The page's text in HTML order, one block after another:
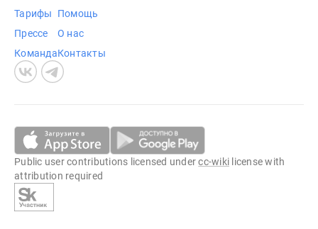
Тарифы
Прессе
Команда
Помощь
О нас
Контакты
Public user contributions licensed undercc-wiki license with
attribution required